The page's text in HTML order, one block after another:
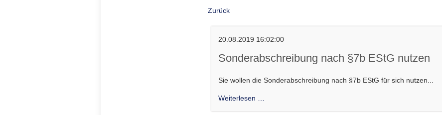
Zurück
20.08.2019 16:02:00
Sonderabschreibung nach §7b EStG nutzen
Sie wollen die Sonderabschreibung nach §7b EStG für sich nutzen...
Weiterlesen …